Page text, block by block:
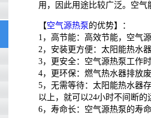
用，因此用途比较广泛。空
【空气源热泵 的优势】：
1，高节能：高效节能，空气
2，安装更方便：太阳能热水
3，更安全：空气源热泵工作
4，更环保：燃气热水器排放
5，无需等待：太阳能热水器
以上，就可以24小时不间断
6，寿命长：空气源热泵的寿